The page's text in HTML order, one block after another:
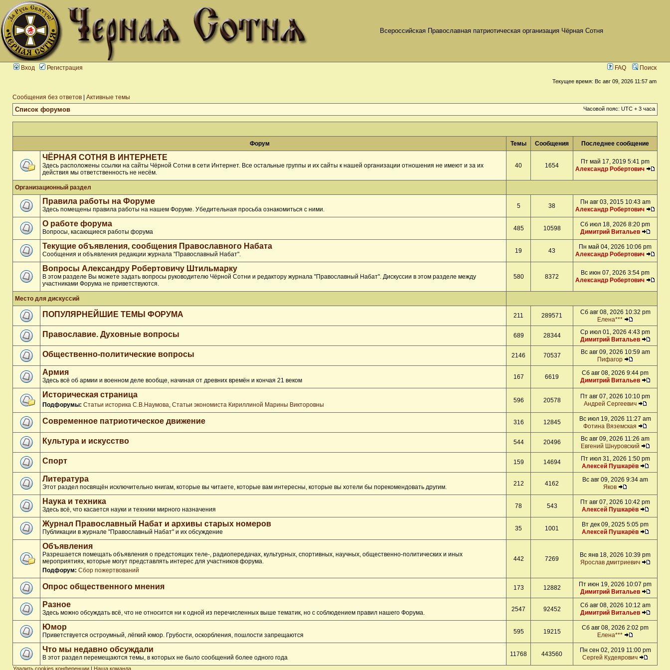
Всероссийская Православная патриотическая организация Чёрная Сотня
Вход Регистрация FAQ Поиск
Текущее время: Вс авг 09, 2026 11:57 am
Сообщения без ответов Активные темы
Список форумов Часовой пояс: UTC + 3 часа
Форум Темы Сообщения Последнее сообщение
ЧЁРНАЯ СОТНЯ В ИНТЕРНЕТЕ
Здесь расположены ссылки на сайты Чёрной Сотни в сети Интернет. Все остальные группы и их сайты к нашей организации отношения не имеют и за их
действия мы ответственность не несём.
40 1654
Пт май 17, 2019 5:41 pm
Александр Робертович
Организационный раздел
Правила работы на Форуме
Здесь помещены правила работы на нашем Форуме. Убедительная просьба ознакомиться с ними. 5 38
Пн авг 03, 2015 10:43 am
Александр Робертович
О работе форума
Вопросы, касающиеся работы форума 485 10598
Сб июл 18, 2026 8:20 pm
Димитрий Витальев
Текущие объявления, сообщения Православного Набата
Сообщения и объявления редакции журнала "Православный Набат". 19 43
Пн май 04, 2026 10:06 pm
Александр Робертович
Вопросы Александру Робертовичу Штильмарку
В этом разделе Вы можете задать вопросы руководителю Чёрной Сотни и редактору журнала "Православный Набат". Дискуссии в этом разделе между
участниками Форума не приветствуются.
580 8372
Вс июн 07, 2026 3:54 pm
Александр Робертович
Место для дискуссий
ПОПУЛЯРНЕЙШИЕ ТЕМЫ ФОРУМА 211 289571
Сб авг 08, 2026 10:32 pm
Елена***
Православие. Духовные вопросы 689 28344
Ср июл 01, 2026 4:43 pm
Димитрий Витальев
Общественно-политические вопросы 2146 70537
Вс авг 09, 2026 10:59 am
Пифагор
Армия
Здесь всё об армии и военном деле вообще, начиная от древних времён и кончая 21 веком 167 6619
Сб авг 08, 2026 9:44 pm
Димитрий Витальев
Историческая страница
Подфорумы: Статьи историка С.В.Наумова, Статьи экономиста Кириллиной Марины Викторовны
596 20578
Пт авг 07, 2026 10:10 pm
Андрей Сергеевич
Современное патриотическое движение 316 12845
Вс июл 19, 2026 11:27 am
Фотина Вяземская
Культура и искусство 544 20496
Вс авг 09, 2026 11:26 am
Евгений Шнуровский
Спорт 159 14694
Пт июл 31, 2026 1:50 pm
Алексей Пушкарёв
Литература
Этот раздел посвящён исключительно книгам, которые вы читаете, которые вам интересны, которые вы хотели бы порекомендовать другим. 212 4162
Вс авг 09, 2026 9:34 am
Яков
Наука и техника
Здесь всё, что касается науки и техники мирного назначения 78 543
Пт авг 07, 2026 10:42 pm
Алексей Пушкарёв
Журнал Православный Набат и архивы старых номеров
Публикации в журнале "Православный Набат" и их обсуждение 35 1001
Вт дек 09, 2025 5:05 pm
Алексей Пушкарёв
Объявления
Разрешается помещать объявления о предстоящих теле-, радиопередачах, культурных, спортивных, научных, общественно-политических и иных
мероприятиях, которые могут представлять интерес для участников форума.
Подфорум: Сбор пожертвований
442 7269
Вс янв 18, 2026 10:39 pm
Ярослав дмитриевич
Опрос общественного мнения 173 12882
Пт июн 19, 2026 10:07 pm
Димитрий Витальев
Разное
Здесь можно обсуждать всё, что не относится ни к одной из перечисленных выше тематик, но с соблюдением правил нашего Форума. 2547 92452
Сб авг 08, 2026 10:12 am
Димитрий Витальев
Юмор
Приветствуется остроумный, лёгкий юмор. Грубости, оскорбления, пошлости запрещаются 595 19215
Сб авг 08, 2026 2:02 pm
Елена***
Что мы недавно обсуждали
В этот раздел перемещаются темы, в которых не было сообщений более одного года 11768 443560
Пн сен 02, 2019 11:00 pm
Сергей Кудеярович
Удалить cookies конференции | Наша команда